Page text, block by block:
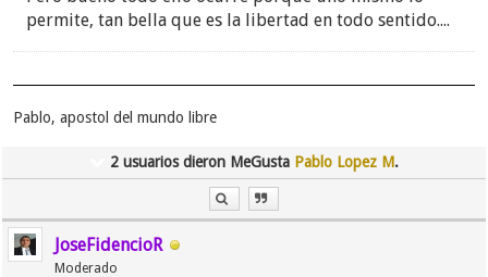
permite, tan bella que es la libertad en todo sentido....
Pablo, apostol del mundo libre
2 usuarios dieron MeGusta Pablo Lopez M.
JoseFidencioR
Moderado